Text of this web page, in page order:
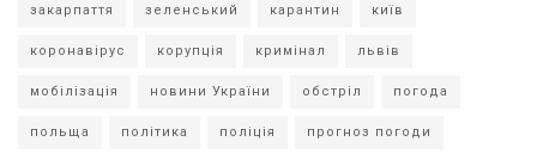
закарпаття зеленський карантин київ
коронавірус корупція кримінал львів
мобілізація новини України обстріл погода
польща політика поліція прогноз погоди